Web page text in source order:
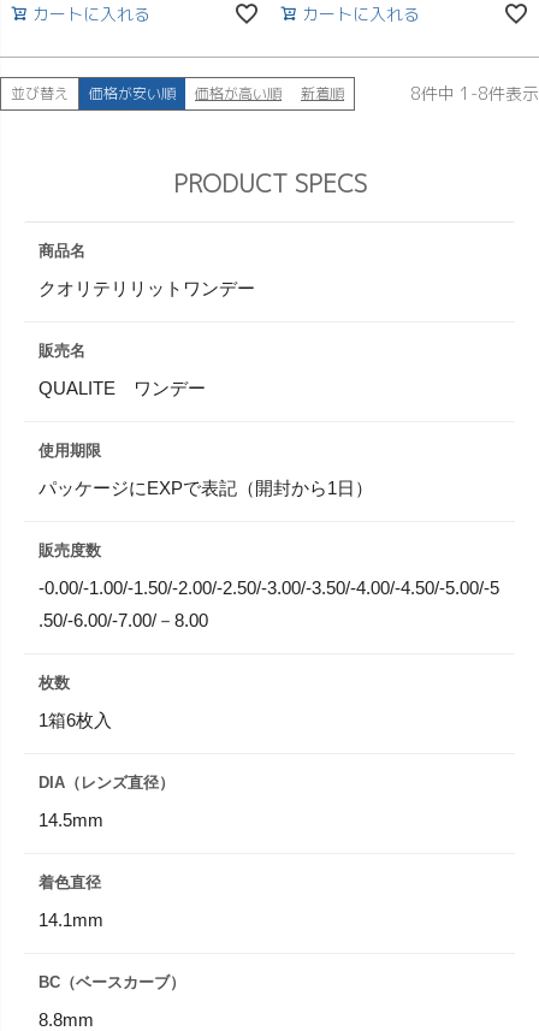
カートに入れる カートに入れる
並び替え 価格が安い順 価格が高い順 新着順 8件中 1 -8件表示
PRODUCT SPECS
商品名
クオリテリリットワンデー
販売名
QUALITE ワンデー
使用期限
パッケージにEXPで表記（開封から1日）
販売度数
-0.00/-1.00/-1.50/-2.00/-2.50/-3.00/-3.50/-4.00/-4.50/-5.00/-5
.50/-6.00/-7.00/－8.00
枚数
1箱6枚入
DIA（レンズ直径）
14.5mm
着色直径
14.1mm
BC（ベースカーブ）
8.8mm